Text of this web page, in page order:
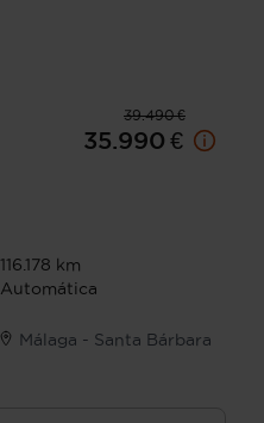
39.490 €
35.990 €
116.178 km
Automática
Málaga - Santa Bárbara